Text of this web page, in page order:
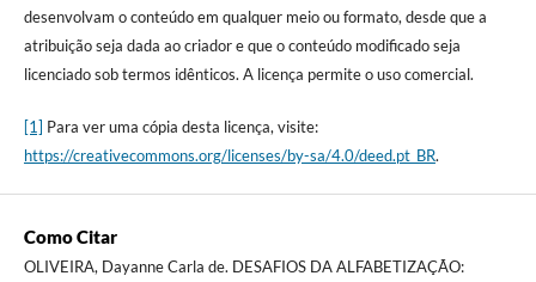
desenvolvam o conteúdo em qualquer meio ou formato, desde que a
atribuição seja dada ao criador e que o conteúdo modificado seja
licenciado sob termos idênticos. A licença permite o uso comercial.
[1] Para ver uma cópia desta licença, visite:
https://creativecommons.org/licenses/by-sa/4.0/deed.pt_BR.
Como Citar
OLIVEIRA, Dayanne Carla de. DESAFIOS DA ALFABETIZAÇÃO: